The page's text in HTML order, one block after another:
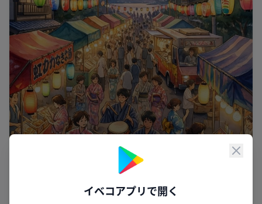
閉じ
イベコアプリで開く